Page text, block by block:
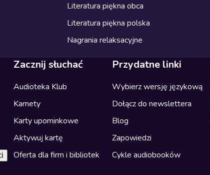
Literatura piękna obca
Literatura piękna polska
Nagrania relaksacyjne
Zacznij słuchać
Audioteka Klub
Karnety
Karty upominkowe
Aktywuj kartę
Oferta dla firm i bibliotek
Przydatne linki
Wybierz wersję językową
Dołącz do newslettera
Blog
Zapowiedzi
Cykle audiobooków